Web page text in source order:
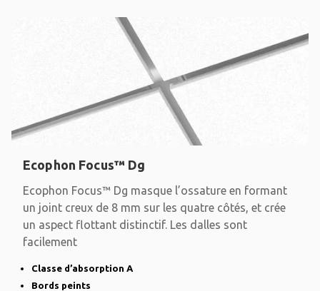
Ecophon Focus™ Dg
Ecophon Focus™ Dg masque l’ossature en formant
un joint creux de 8 mm sur les quatre côtés, et crée
un aspect flottant distinctif. Les dalles sont
facilement
Classe d’absorption A
Bords peints